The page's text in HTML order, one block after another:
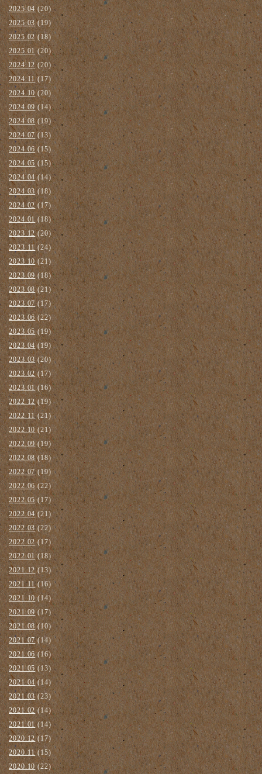
2025.04(20)
2025.03 (19)
2025.02(18)
2025.01 (20)
2024.12(20)
2024.11(17)
2024.10(20)
2024.09 (14)
2024.08(19)
2024.07(13)
2024.06(15)
2024.05 (15)
2024.04(14)
2024.03(18)
2024.02(17)
2024.01 (18)
2023.12(20)
2023.11(24)
2023.10(21)
2023.09 (18)
2023.08(21)
2023.07(17)
2023.06(22)
2023.05(19)
2023.04(19)
2023.03(20)
2023.02(17)
2023.01(16)
2022.12(19)
2022.11(21)
2022.10(21)
2022.09(19)
2022.08 (18)
2022.07(19)
2022.06(22)
2022.05 (17)
2022.04(21)
2022.03(22)
2022.02 (17)
2022.01(18)
2021.12(13)
2021.11(16)
2021.10 (14)
2021.09(17)
2021.08(10)
2021.07(14)
2021.06(16)
2021.05(13)
2021.04 (14)
2021.03(23)
2021.02 (14)
2021.01(14)
2020.12(17)
2020.11(15)
2020.10 (22)